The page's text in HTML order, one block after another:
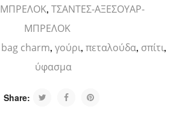
ΜΠΡΕΛΟΚ, ΤΣΑΝΤΕΣ-ΑΞΕΣΟΥΑΡ-
ΜΠΡΕΛΟΚ
bag charm, γούρι, πεταλούδα, σπίτι,
ύφασμα
Share: